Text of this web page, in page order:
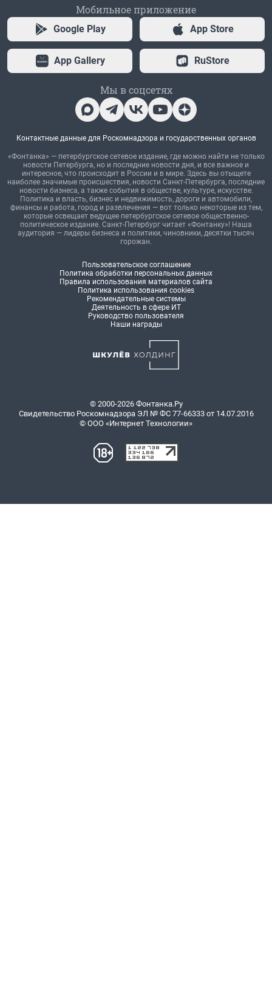
Мобильное приложение
Google Play App Store
App Gallery RuStore
Мы в соцсетях
Контактные данные для Роскомнадзора и государственных органов
«Фонтанка» — петербургское сетевое издание, где можно найти не только
новости Петербурга, но и последние новости дня, и все важное и
интересное, что происходит в России и в мире. Здесь вы отыщете
наиболее значимые происшествия, новости Санкт-Петербурга, последние
новости бизнеса, а также события в обществе, культуре, искусстве.
Политика и власть, бизнес и недвижимость, дороги и автомобили,
финансы и работа, город и развлечения — вот только некоторые из тем,
которые освещает ведущее петербургское сетевое общественно-
политическое издание. Санкт-Петербург читает «Фонтанку»! Наша
аудитория — лидеры бизнеса и политики, чиновники, десятки тысяч
горожан.
Пользовательское соглашение
Политика обработки персональных данных
Правила использования материалов сайта
Политика использования cookies
Рекомендательные системы
Деятельность в сфере ИТ
Руководство пользователя
Наши награды
© 2000-2026 Фонтанка.Ру
Свидетельство Роскомнадзора ЭЛ № ФС 77-66333 от 14.07.2016
© ООО «Интернет Технологии»